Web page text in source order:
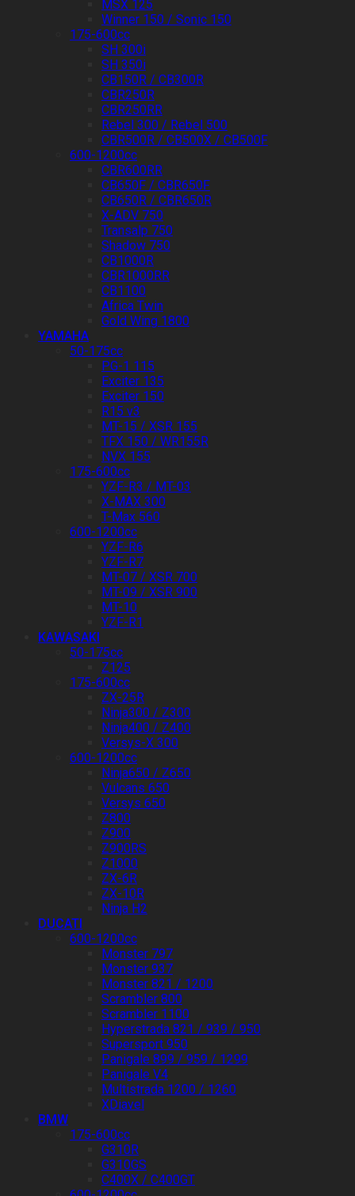
MSX 125
Winner 150 / Sonic 150
175-600cc
SH 300i
SH 350i
CB150R / CB300R
CBR250R
CBR250RR
Rebel 300 / Rebel 500
CBR500R / CB500X / CB500F
600-1200cc
CBR600RR
CB650F / CBR650F
CB650R / CBR650R
X-ADV 750
Transalp 750
Shadow 750
CB1000R
CBR1000RR
CB1100
Africa Twin
Gold Wing 1800
YAMAHA
50-175cc
PG-1 115
Exciter 135
Exciter 150
R15 v3
MT-15 / XSR 155
TFX 150 / WR155R
NVX 155
175-600cc
YZF-R3 / MT-03
X-MAX 300
T-Max 560
600-1200cc
YZF-R6
YZF-R7
MT-07 / XSR 700
MT-09 / XSR 900
MT-10
YZF-R1
KAWASAKI
50-175cc
Z125
175-600cc
ZX-25R
Ninja300 / Z300
Ninja400 / Z400
Versys-X 300
600-1200cc
Ninja650 / Z650
Vulcans 650
Versys 650
Z800
Z900
Z900RS
Z1000
ZX-6R
ZX-10R
Ninja H2
DUCATI
600-1200cc
Monster 797
Monster 937
Monster 821 / 1200
Scrambler 800
Scrambler 1100
Hyperstrada 821 / 939 / 950
Supersport 950
Panigale 899 / 959 / 1299
Panigale V4
Multistrada 1200 / 1260
XDiavel
BMW
175-600cc
G310R
G310GS
C400X / C400GT